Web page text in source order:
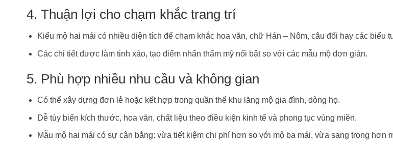
4. Thuận lợi cho chạm khắc trang trí
Kiểu mộ hai mái có nhiều diện tích để chạm khắc hoa văn, chữ Hán – Nôm, câu đối hay các biểu
Các chi tiết được làm tinh xảo, tạo điểm nhấn thẩm mỹ nổi bật so với các mẫu mộ đơn giản.
5. Phù hợp nhiều nhu cầu và không gian
Có thể xây dựng đơn lẻ hoặc kết hợp trong quần thể khu lăng mộ gia đình, dòng họ.
Dễ tùy biến kích thước, hoa văn, chất liệu theo điều kiện kinh tế và phong tục vùng miền.
Mẫu mộ hai mái có sự cân bằng: vừa tiết kiệm chi phí hơn so với mộ ba mái, vừa sang trọng hơn